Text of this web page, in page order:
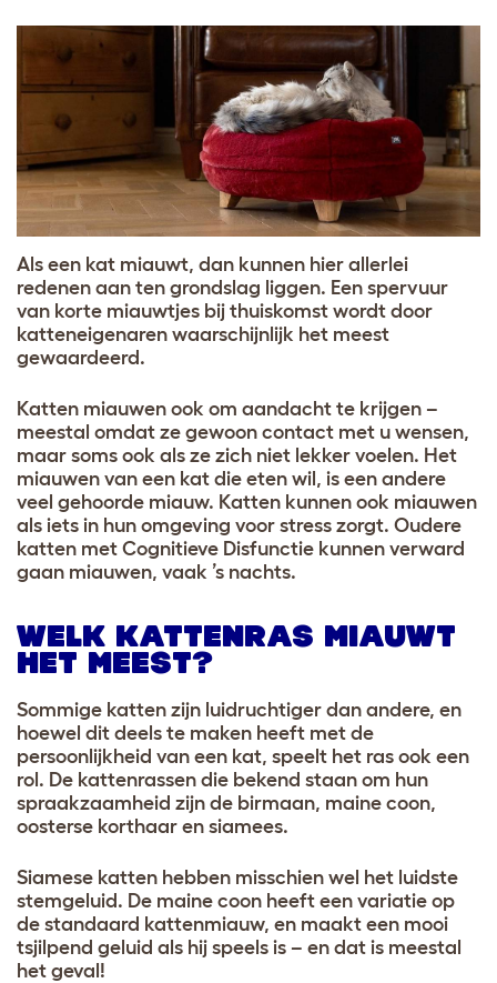
Als een kat miauwt, dan kunnen hier allerlei
redenen aan ten grondslag liggen. Een spervuur
van korte miauwtjes bij thuiskomst wordt door
katteneigenaren waarschijnlijk het meest
gewaardeerd.
Katten miauwen ook om aandacht te krijgen –
meestal omdat ze gewoon contact met u wensen,
maar soms ook als ze zich niet lekker voelen. Het
miauwen van een kat die eten wil, is een andere
veel gehoorde miauw. Katten kunnen ook miauwen
als iets in hun omgeving voor stress zorgt. Oudere
katten met Cognitieve Disfunctie kunnen verward
gaan miauwen, vaak ’s nachts.
WELK KATTENRAS MIAUWT
HET MEEST?
Sommige katten zijn luidruchtiger dan andere, en
hoewel dit deels te maken heeft met de
persoonlijkheid van een kat, speelt het ras ook een
rol. De kattenrassen die bekend staan om hun
spraakzaamheid zijn de birmaan, maine coon,
oosterse korthaar en siamees.
Siamese katten hebben misschien wel het luidste
stemgeluid. De maine coon heeft een variatie op
de standaard kattenmiauw, en maakt een mooi
tsjilpend geluid als hij speels is – en dat is meestal
het geval!